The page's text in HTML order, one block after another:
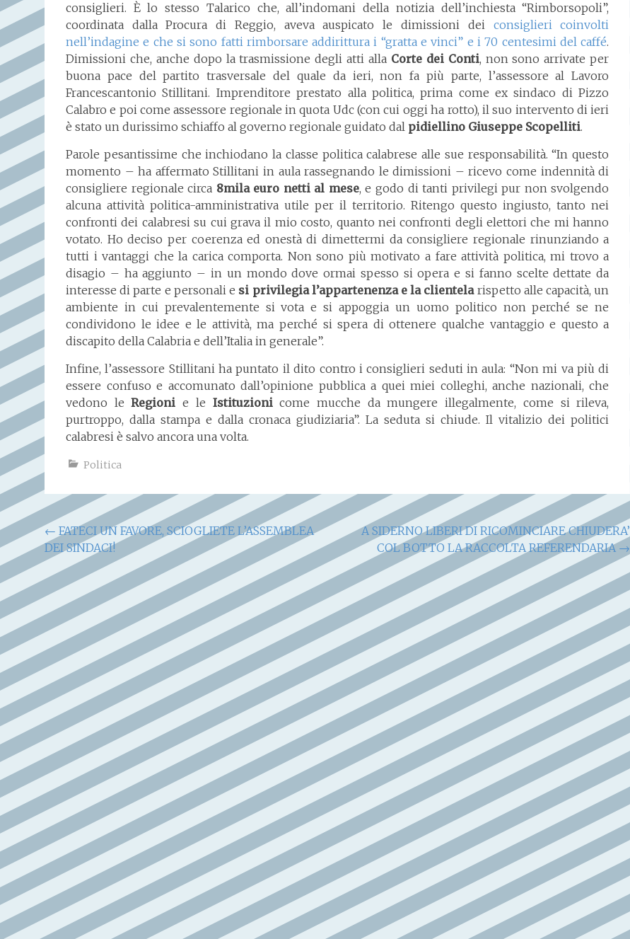
consiglieri. È lo stesso Talarico che, all’indomani della notizia dell’inchiesta “Rimborsopoli”,
coordinata dalla Procura di Reggio, aveva auspicato le dimissioni dei consiglieri coinvolti
nell’indagine e che si sono fatti rimborsare addirittura i “gratta e vinci” e i 70 centesimi del caffé.
Dimissioni che, anche dopo la trasmissione degli atti alla Corte dei Conti, non sono arrivate per
buona pace del partito trasversale del quale da ieri, non fa più parte, l’assessore al Lavoro
Francescantonio Stillitani. Imprenditore prestato alla politica, prima come ex sindaco di Pizzo
Calabro e poi come assessore regionale in quota Udc (con cui oggi ha rotto), il suo intervento di ieri
è stato un durissimo schiaffo al governo regionale guidato dal pidiellino Giuseppe Scopelliti.
Parole pesantissime che inchiodano la classe politica calabrese alle sue responsabilità. “In questo
momento – ha affermato Stillitani in aula rassegnando le dimissioni – ricevo come indennità di
consigliere regionale circa 8mila euro netti al mese, e godo di tanti privilegi pur non svolgendo
alcuna attività politica-amministrativa utile per il territorio. Ritengo questo ingiusto, tanto nei
confronti dei calabresi su cui grava il mio costo, quanto nei confronti degli elettori che mi hanno
votato. Ho deciso per coerenza ed onestà di dimettermi da consigliere regionale rinunziando a
tutti i vantaggi che la carica comporta. Non sono più motivato a fare attività politica, mi trovo a
disagio – ha aggiunto – in un mondo dove ormai spesso si opera e si fanno scelte dettate da
interesse di parte e personali e si privilegia l’appartenenza e la clientelarispetto alle capacità, un
ambiente in cui prevalentemente si vota e si appoggia un uomo politico non perché se ne
condividono le idee e le attività, ma perché si spera di ottenere qualche vantaggio e questo a
discapito della Calabria e dell’Italia in generale”.
Infine, l’assessore Stillitani ha puntato il dito contro i consiglieri seduti in aula: “Non mi va più di
essere confuso e accomunato dall’opinione pubblica a quei miei colleghi, anche nazionali, che
vedono le Regioni e le Istituzionicome mucche da mungere illegalmente, come si rileva,
purtroppo, dalla stampa e dalla cronaca giudiziaria”. La seduta si chiude. Il vitalizio dei politici
calabresi è salvo ancora una volta.
Politica
Navigazione
articoli
← FATECI UN FAVORE, SCIOGLIETE L’ASSEMBLEA
DEI SINDACI!
A SIDERNO LIBERI DI RICOMINCIARE CHIUDERA’
COL BOTTO LA RACCOLTA REFERENDARIA →